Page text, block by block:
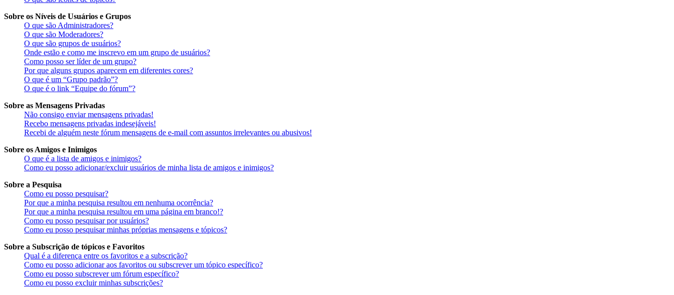
Sobre os Níveis de Usuários e Grupos
O que são Administradores?
O que são Moderadores?
O que são grupos de usuários?
Onde estão e como me inscrevo em um grupo de usuários?
Como posso ser líder de um grupo?
Por que alguns grupos aparecem em diferentes cores?
O que é um “Grupo padrão”?
O que é o link “Equipe do fórum”?
Sobre as Mensagens Privadas
Não consigo enviar mensagens privadas!
Recebo mensagens privadas indesejáveis!
Recebi de alguém neste fórum mensagens de e-mail com assuntos irrelevantes ou abusivos!
Sobre os Amigos e Inimigos
O que é a lista de amigos e inimigos?
Como eu posso adicionar/excluir usuários de minha lista de amigos e inimigos?
Sobre a Pesquisa
Como eu posso pesquisar?
Por que a minha pesquisa resultou em nenhuma ocorrência?
Por que a minha pesquisa resultou em uma página em branco!?
Como eu posso pesquisar por usuários?
Como eu posso pesquisar minhas próprias mensagens e tópicos?
Sobre a Subscrição de tópicos e Favoritos
Qual é a diferença entre os favoritos e a subscrição?
Como eu posso adicionar aos favoritos ou subscrever um tópico específico?
Como eu posso subscrever um fórum específico?
Como eu posso excluir minhas subscrições?